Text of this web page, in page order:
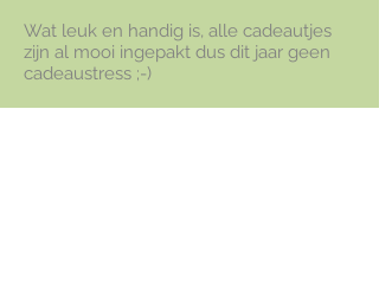
Wat leuk en handig is, alle cadeautjes
zijn al mooi ingepakt dus dit jaar geen
cadeaustress ;-)